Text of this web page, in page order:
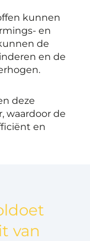
kunnen
en
de
en de
deze
waardoor de
en
van